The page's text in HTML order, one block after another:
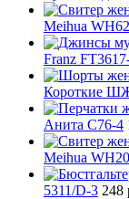
Meihua
Franz
Короткие
Анита C76-4
Meihua
5311/D-3 248